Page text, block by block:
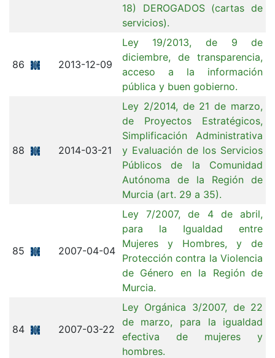
18) DEROGADOS (cartas de
servicios).
86 2013-12-09
Ley 19/2013, de 9 de
diciembre, de transparencia,
acceso a la información
pública y buen gobierno.
88 2014-03-21
Ley 2/2014, de 21 de marzo,
de Proyectos Estratégicos,
Simplificación Administrativa
y Evaluación de los Servicios
Públicos de la Comunidad
Autónoma de la Región de
Murcia (art. 29 a 35).
85 2007-04-04
Ley 7/2007, de 4 de abril,
para la Igualdad entre
Mujeres y Hombres, y de
Protección contra la Violencia
de Género en la Región de
Murcia.
84 2007-03-22
Ley Orgánica 3/2007, de 22
de marzo, para la igualdad
efectiva de mujeres y
hombres.